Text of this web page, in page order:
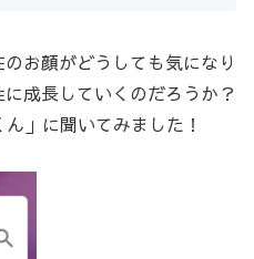
お顔がどうしても気になり
成長していくのだろうか？
」に聞いてみました！